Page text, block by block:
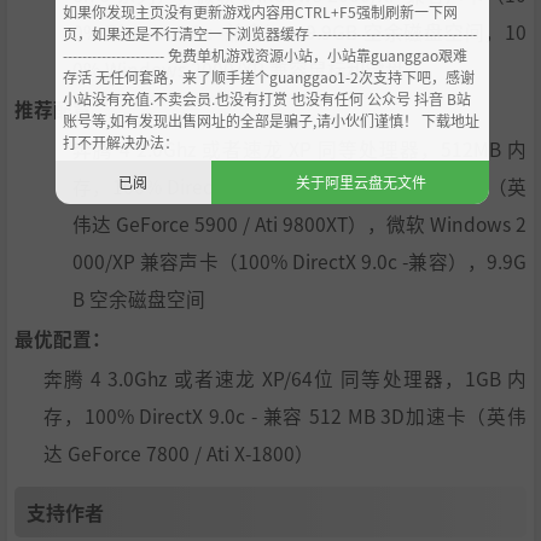
0% DirectX 9.0c -兼容），9.9GB 空余磁盘空间，10
0% Windows 2000/XP 兼容鼠标和键盘
推荐配置：
奔腾 4 2.0Ghz 或者速龙 XP 同等处理器，512MB 内
存，100% DirectX 9.0c - 兼容 256MB 3D 加速卡（英
伟达 GeForce 5900 / Ati 9800XT），微软 Windows 2
000/XP 兼容声卡（100% DirectX 9.0c -兼容），9.9G
B 空余磁盘空间
最优配置：
奔腾 4 3.0Ghz 或者速龙 XP/64位 同等处理器，1GB 内
存，100% DirectX 9.0c - 兼容 512 MB 3D加速卡（英伟
达 GeForce 7800 / Ati X-1800）
支持作者
如果你发现主页没有更新游戏内容用CTRL+F5强制刷新一下网
页，如果还是不行清空一下浏览器缓存 ----------------------------------
--------------------- 免费单机游戏资源小站，小站靠guanggao艰难
存活 无任何套路，来了顺手搓个guanggao1-2次支持下吧，感谢
小站没有充值.不卖会员.也没有打赏 也没有任何 公众号 抖音 B站
账号等,如有发现出售网址的全部是骗子,请小伙们谨慎！ 下载地址
打不开解决办法：
已阅
关于阿里云盘无文件